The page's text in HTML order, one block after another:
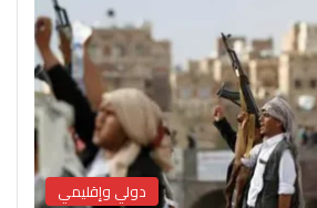
دولي وإقليمي